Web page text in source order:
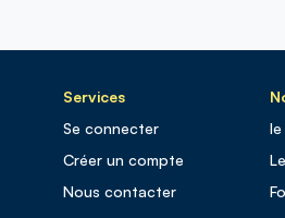
Services
Se connecter
Créer un compte
Nous contacter
le